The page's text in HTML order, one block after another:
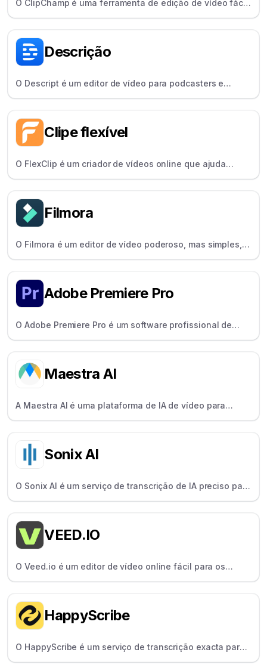
O ClipChamp é uma ferramenta de edição de vídeo fácil
para principiantes e particulares, com a funcionalidade
Descrição
O Descript é um editor de vídeo para podcasters e
YouTubers que permite editar vídeos como texto, com
Clipe flexível
O FlexClip é um criador de vídeos online que ajuda
qualquer pessoa a criar vídeos com modelos, activos de
Filmora
O Filmora é um editor de vídeo poderoso, mas simples,
para criadores em crescimento, popular pelas suas
Adobe Premiere Pro
O Adobe Premiere Pro é um software profissional de
edição de vídeo para profissionais e cineastas, que
Maestra AI
A Maestra AI é uma plataforma de IA de vídeo para
criadores globais, oferecendo transcrição, legendagem
Sonix AI
O Sonix AI é um serviço de transcrição de IA preciso para
produtores e jornalistas, com suporte para mais de 40
VEED.IO
O Veed.io é um editor de vídeo online fácil para os
criadores editarem e legendarem rapidamente os
HappyScribe
O HappyScribe é um serviço de transcrição exacta para
jornalistas e criadores, que oferece opções de